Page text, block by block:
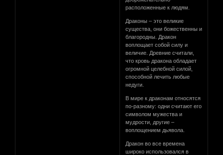
расположенные к людям.
Драконы – это великие
существа, они божественны и
благородны. Дракон
воплощает собой силу и
величие. Древние считали,
что кровь дракона обладает
огромной целебной силой,
способной лечить любые
недуги.
В мире к драконам относятся
по-разному: одни считают его
символом мужества и
мудрости, другие –
воплощением дьявола.
Дракон во все времена
широко использовался в